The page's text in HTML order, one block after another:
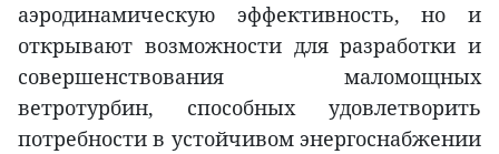
аэродинамическую эффективность, но и
открывают возможности для разработки и
совершенствования маломощных
ветротурбин, способных удовлетворить
потребности в устойчивом энергоснабжении